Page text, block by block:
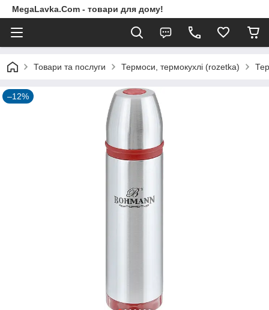
MegaLavka.Com - товари для дому!
Товари та послуги Термоси, термокухлі (rozetka)
–12%